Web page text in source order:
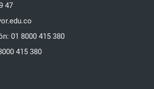
47
01 8000 415 380
415 380